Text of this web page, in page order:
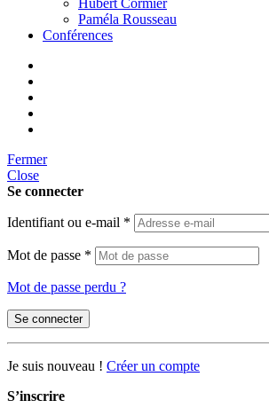
Hubert Cormier
Paméla Rousseau
Conférences
Fermer
Close
Se connecter
Identifiant ou e-mail *
Mot de passe *
Mot de passe perdu ?
Se connecter
Je suis nouveau ! Créer un compte
S’inscrire